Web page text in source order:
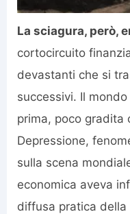
La sciagura, però,
cortocircuito
devastanti che si
successivi. Il
prima, poco gradita
Depressione,
sulla scena
economica aveva
diffusa pratica